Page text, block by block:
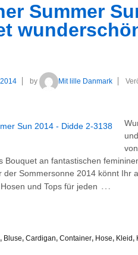
Summer
by Mit lille Danmark
Bouquet an fantastischen
der Sommersonne 2014 könnt Ihr
und Tops für jeden …
, Bluse, Cardigan, Container, Hose, Kleid,